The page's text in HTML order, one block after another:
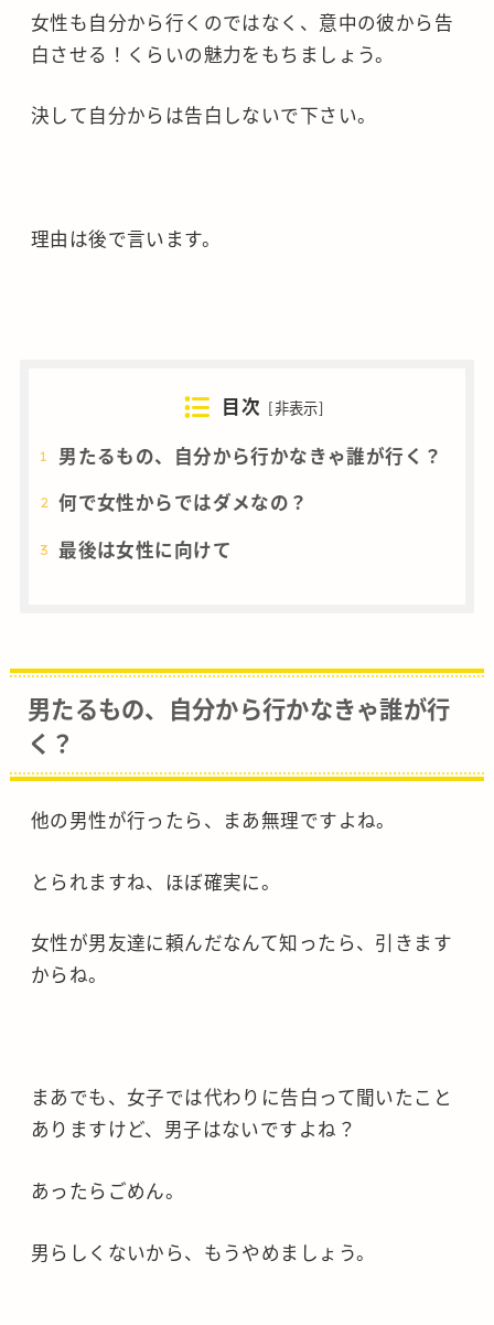
女性も自分から行くのではなく、意中の彼から告
白させる！くらいの魅力をもちましょう。
決して自分からは告白しないで下さい。
理由は後で言います。
目次 [非表示]
男たるもの、自分から行かなきゃ誰が行く？
何で女性からではダメなの？
最後は女性に向けて
男たるもの、自分から行かなきゃ誰が行
く？
他の男性が行ったら、まあ無理ですよね。
とられますね、ほぼ確実に。
女性が男友達に頼んだなんて知ったら、引きます
からね。
まあでも、女子では代わりに告白って聞いたこと
ありますけど、男子はないですよね？
あったらごめん。
男らしくないから、もうやめましょう。